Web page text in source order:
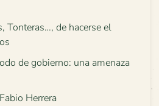
Tonteras…, de hacerse el
de gobierno: una amenaza
Herrera